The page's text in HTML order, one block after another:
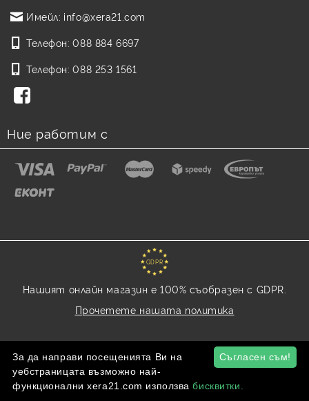
Имейл: info@xera21.com
Телефон: 088 884 6697
Телефон: 088 253 1561
Ние работим с
GDPR
Нашият онлайн магазин е 100% съобразен с GDPR.
Прочетете нашата политика
Моите лични данни
Онлайн магазин от SELITON
Съгласен съм!
За да направи посещенията Ви на
уебстраницата възможно най-
функционални xera21.com използвабисквитки.